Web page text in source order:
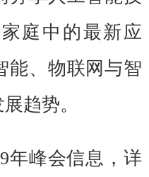
庭中的最新应
能、物联网与智
趋势。
年峰会信息，详